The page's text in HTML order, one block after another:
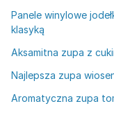
Panele winylowe
klasyką
Aksamitna zupa z
Najlepsza zupa
Aromatyczna zupa